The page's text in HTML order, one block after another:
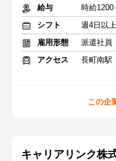
給与
時給1200
シフト
雇用形態
派遣社員
アクセス
長町南駅
この企
キャリアリンク株